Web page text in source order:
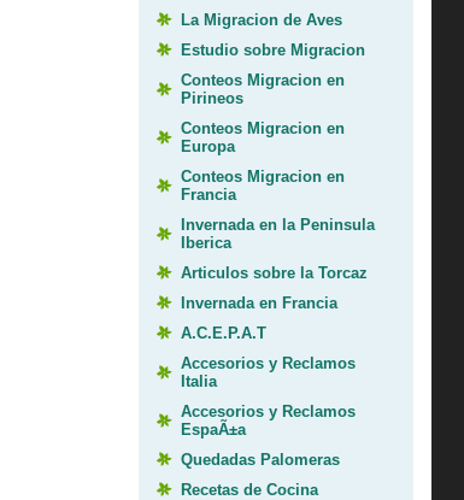
La Migracion de Aves
Estudio sobre Migracion
Conteos Migracion en
Pirineos
Conteos Migracion en
Europa
Conteos Migracion en
Francia
Invernada en la Peninsula
Iberica
Articulos sobre la Torcaz
Invernada en Francia
A.C.E.P.A.T
Accesorios y Reclamos
Italia
Accesorios y Reclamos
EspaÃ±a
Quedadas Palomeras
Recetas de Cocina